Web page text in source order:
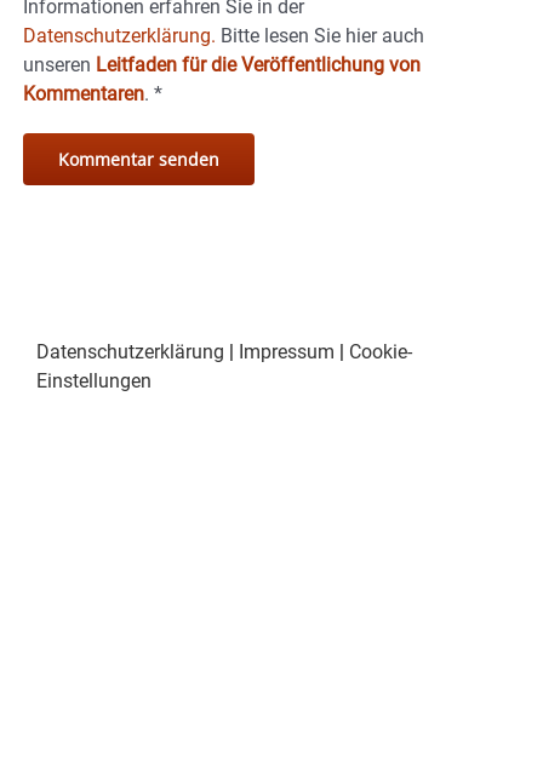
Informationen erfahren Sie in der
Datenschutzerklärung. Bitte lesen Sie hier auch
unseren Leitfaden für die Veröffentlichung von
Kommentaren. *
Datenschutzerklärung Impressum
Cookie-
Einstellungen